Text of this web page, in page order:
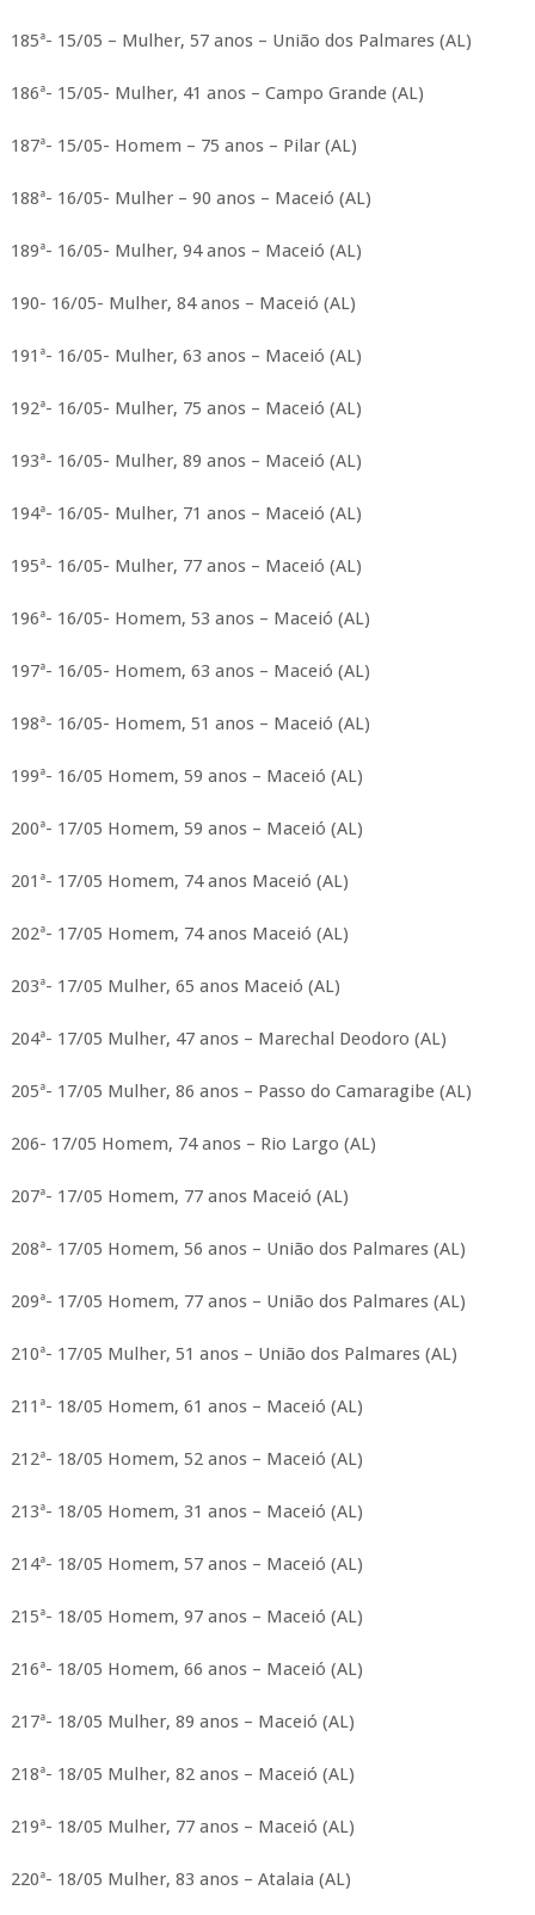
185ª- 15/05 – Mulher, 57 anos – União dos Palmares (AL)
186ª- 15/05- Mulher, 41 anos – Campo Grande (AL)
187ª- 15/05- Homem – 75 anos – Pilar (AL)
188ª- 16/05- Mulher – 90 anos – Maceió (AL)
189ª- 16/05- Mulher, 94 anos – Maceió (AL)
190- 16/05- Mulher, 84 anos – Maceió (AL)
191ª- 16/05- Mulher, 63 anos – Maceió (AL)
192ª- 16/05- Mulher, 75 anos – Maceió (AL)
193ª- 16/05- Mulher, 89 anos – Maceió (AL)
194ª- 16/05- Mulher, 71 anos – Maceió (AL)
195ª- 16/05- Mulher, 77 anos – Maceió (AL)
196ª- 16/05- Homem, 53 anos – Maceió (AL)
197ª- 16/05- Homem, 63 anos – Maceió (AL)
198ª- 16/05- Homem, 51 anos – Maceió (AL)
199ª- 16/05 Homem, 59 anos – Maceió (AL)
200ª- 17/05 Homem, 59 anos – Maceió (AL)
201ª- 17/05 Homem, 74 anos Maceió (AL)
202ª- 17/05 Homem, 74 anos Maceió (AL)
203ª- 17/05 Mulher, 65 anos Maceió (AL)
204ª- 17/05 Mulher, 47 anos – Marechal Deodoro (AL)
205ª- 17/05 Mulher, 86 anos – Passo do Camaragibe (AL)
206- 17/05 Homem, 74 anos – Rio Largo (AL)
207ª- 17/05 Homem, 77 anos Maceió (AL)
208ª- 17/05 Homem, 56 anos – União dos Palmares (AL)
209ª- 17/05 Homem, 77 anos – União dos Palmares (AL)
210ª- 17/05 Mulher, 51 anos – União dos Palmares (AL)
211ª- 18/05 Homem, 61 anos – Maceió (AL)
212ª- 18/05 Homem, 52 anos – Maceió (AL)
213ª- 18/05 Homem, 31 anos – Maceió (AL)
214ª- 18/05 Homem, 57 anos – Maceió (AL)
215ª- 18/05 Homem, 97 anos – Maceió (AL)
216ª- 18/05 Homem, 66 anos – Maceió (AL)
217ª- 18/05 Mulher, 89 anos – Maceió (AL)
218ª- 18/05 Mulher, 82 anos – Maceió (AL)
219ª- 18/05 Mulher, 77 anos – Maceió (AL)
220ª- 18/05 Mulher, 83 anos – Atalaia (AL)